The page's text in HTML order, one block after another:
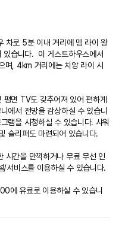
차로 5분 이내 거리에 멩 라이 왕
습니다.  이 게스트하우스에서
며, 4km 거리에는 치앙 라이 시
면 TV도 갖추어져 있어 편하게
에서 전망을 감상하실 수 있습니
램을 시청하실 수 있습니다. 샤워
슬리퍼도 마련되어 있습니다.
시간을 만끽하거나 무료 무선 인
서비스를 이용하실 수 있습니다.
에 유료로 이용하실 수 있습니
금으로 왕복 공항 셔틀(24시간